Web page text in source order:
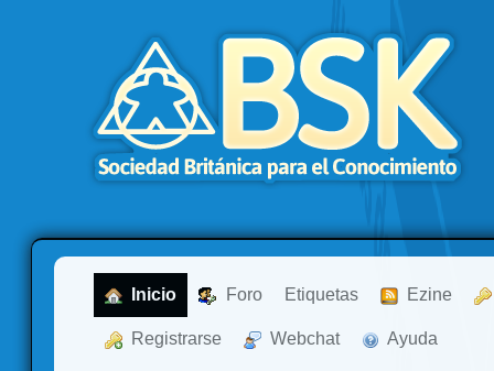
Inicio Foro Etiquetas Ezine
Registrarse Webchat Ayuda